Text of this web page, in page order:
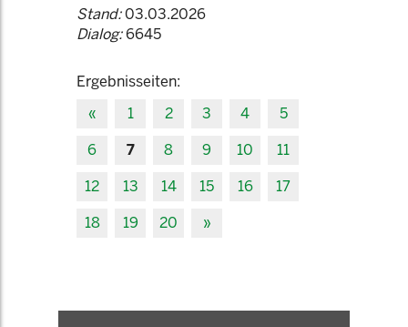
Stand:03.03.2026
Dialog:6645
Ergebnisseiten:
«
1 2 3 4
5
6
7 8 9 10
11
12
13 14 15 16
17
18
19 20 »